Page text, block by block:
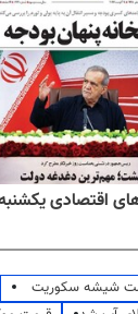
یکشنبه ۱۸ مرداد
شیشه سکوریت